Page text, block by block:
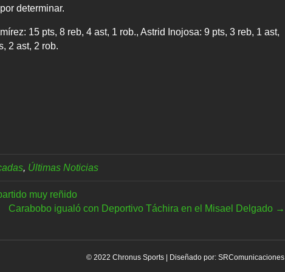
determinar.
15 pts, 8 reb, 4 ast, 1 rob., Astrid Inojosa: 9 pts, 3 reb, 1 ast,
2 ast, 2 rob.
, Últimas Noticias
muy reñido
Carabobo igualó con Deportivo Táchira en el Misael Delgado →
© 2022 Chronus Sports | Diseñado por: SRComunicaciones